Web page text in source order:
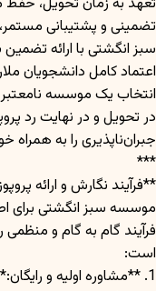
تضمینی و پشتیبانی
سبز انگشتی با ارائه تضمین
اعتماد کامل دانشجویان
انتخاب یک موسسه نامعتبر
در تحویل و در نهایت رد
جبران‌ناپذیری را به
***
**فرآیند نگارش و ارائه
موسسه سبز انگشتی برای
فرآیند گام به گام و منظمی
است:
1. **مشاوره اولیه و